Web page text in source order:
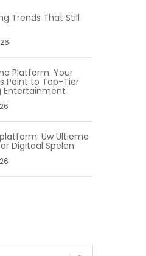
Trends That Still
Platform: Your
Point to Top-Tier
Entertainment
Uw Ultieme
Digitaal Spelen